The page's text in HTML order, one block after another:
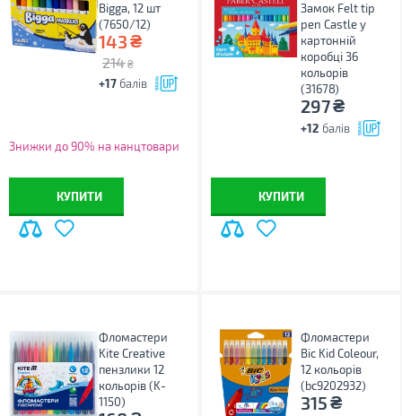
Bigga, 12 шт
(7650/12)
143₴
214 ₴
+17 балів
Знижки до 90% на канцтовари
КУПИТИ
Замок Felt tip
pen Castle у
картонній
коробці 36
кольорів
(31678)
297₴
+12 балів
КУПИТИ
Фломастери
Kite Creative
пензлики 12
кольорів (K-
1150)
Фломастери
Bic Kid Coleour,
12 кольорів
(bc9202932)
315₴